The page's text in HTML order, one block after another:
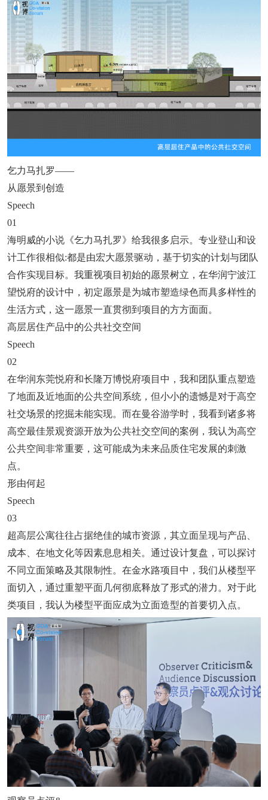
乞力马扎罗——
从愿景到创造
Speech
01
海明威的小说《乞力马扎罗》给我很多启示。专业登山和设
计工作很相似:都是由宏大愿景驱动，基于切实的计划与团队
合作实现目标。我重视项目初始的愿景树立，在华润宁波江
望悦府的设计中，初定愿景是为城市塑造绿色而具多样性的
生活方式，这一愿景一直贯彻到项目的方方面面。
高层居住产品中的公共社交空间
Speech
02
在华润东莞悦府和长隆万博悦府项目中，我和团队重点塑造
了地面及近地面的公共空间系统，但小小的遗憾是对于高空
社交场景的挖掘未能实现。而在曼谷游学时，我看到诸多将
高空最佳景观资源开放为公共社交空间的案例，我认为高空
公共空间非常重要，这可能成为未来品质住宅发展的刺激
点。
形由何起
Speech
03
超高层公寓往往占据绝佳的城市资源，其立面呈现与产品、
成本、在地文化等因素息息相关。通过设计复盘，可以探讨
不同立面策略及其限制性。在金水路项目中，我们从楼型平
面切入，通过重塑平面几何彻底释放了形式的潜力。对于此
类项目，我认为楼型平面应成为立面造型的首要切入点。